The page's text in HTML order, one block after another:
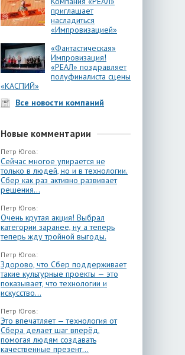
приглашает
насладиться
«Импровизацией»
«Фантастическая»
Импровизация!
«РЕАЛ» поздравляет
полуфиналиста сцены
«КАСПИЙ»
Все новости компаний
Новые комментарии
Петр Югов:
Сейчас многое упирается не
только в людей, но и в технологии.
Сбер как раз активно развивает
решения...
Петр Югов:
Очень крутая акция! Выбрал
категории заранее, ну а теперь
теперь жду тройной выгоды.
Петр Югов:
Здорово, что Сбер поддерживает
такие культурные проекты — это
показывает, что технологии и
искусство...
Петр Югов:
Это впечатляет — технология от
Сбера делает шаг вперёд,
помогая людям создавать
качественные презент...